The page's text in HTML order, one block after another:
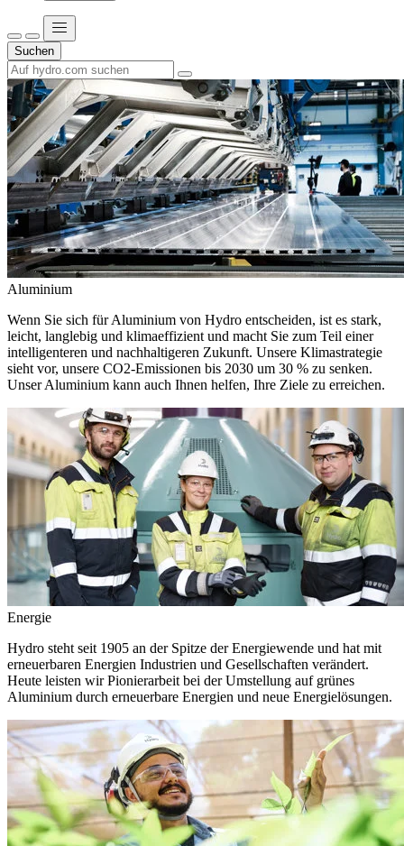
Suchen
Aluminium
Wenn Sie sich für Aluminium von Hydro entscheiden, ist es stark,
leicht, langlebig und klimaeffizient und macht Sie zum Teil einer
intelligenteren und nachhaltigeren Zukunft. Unsere Klimastrategie
sieht vor, unsere CO2-Emissionen bis 2030 um 30 % zu senken.
Unser Aluminium kann auch Ihnen helfen, Ihre Ziele zu erreichen.
Energie
Hydro steht seit 1905 an der Spitze der Energiewende und hat mit
erneuerbaren Energien Industrien und Gesellschaften verändert.
Heute leisten wir Pionierarbeit bei der Umstellung auf grünes
Aluminium durch erneuerbare Energien und neue Energielösungen.